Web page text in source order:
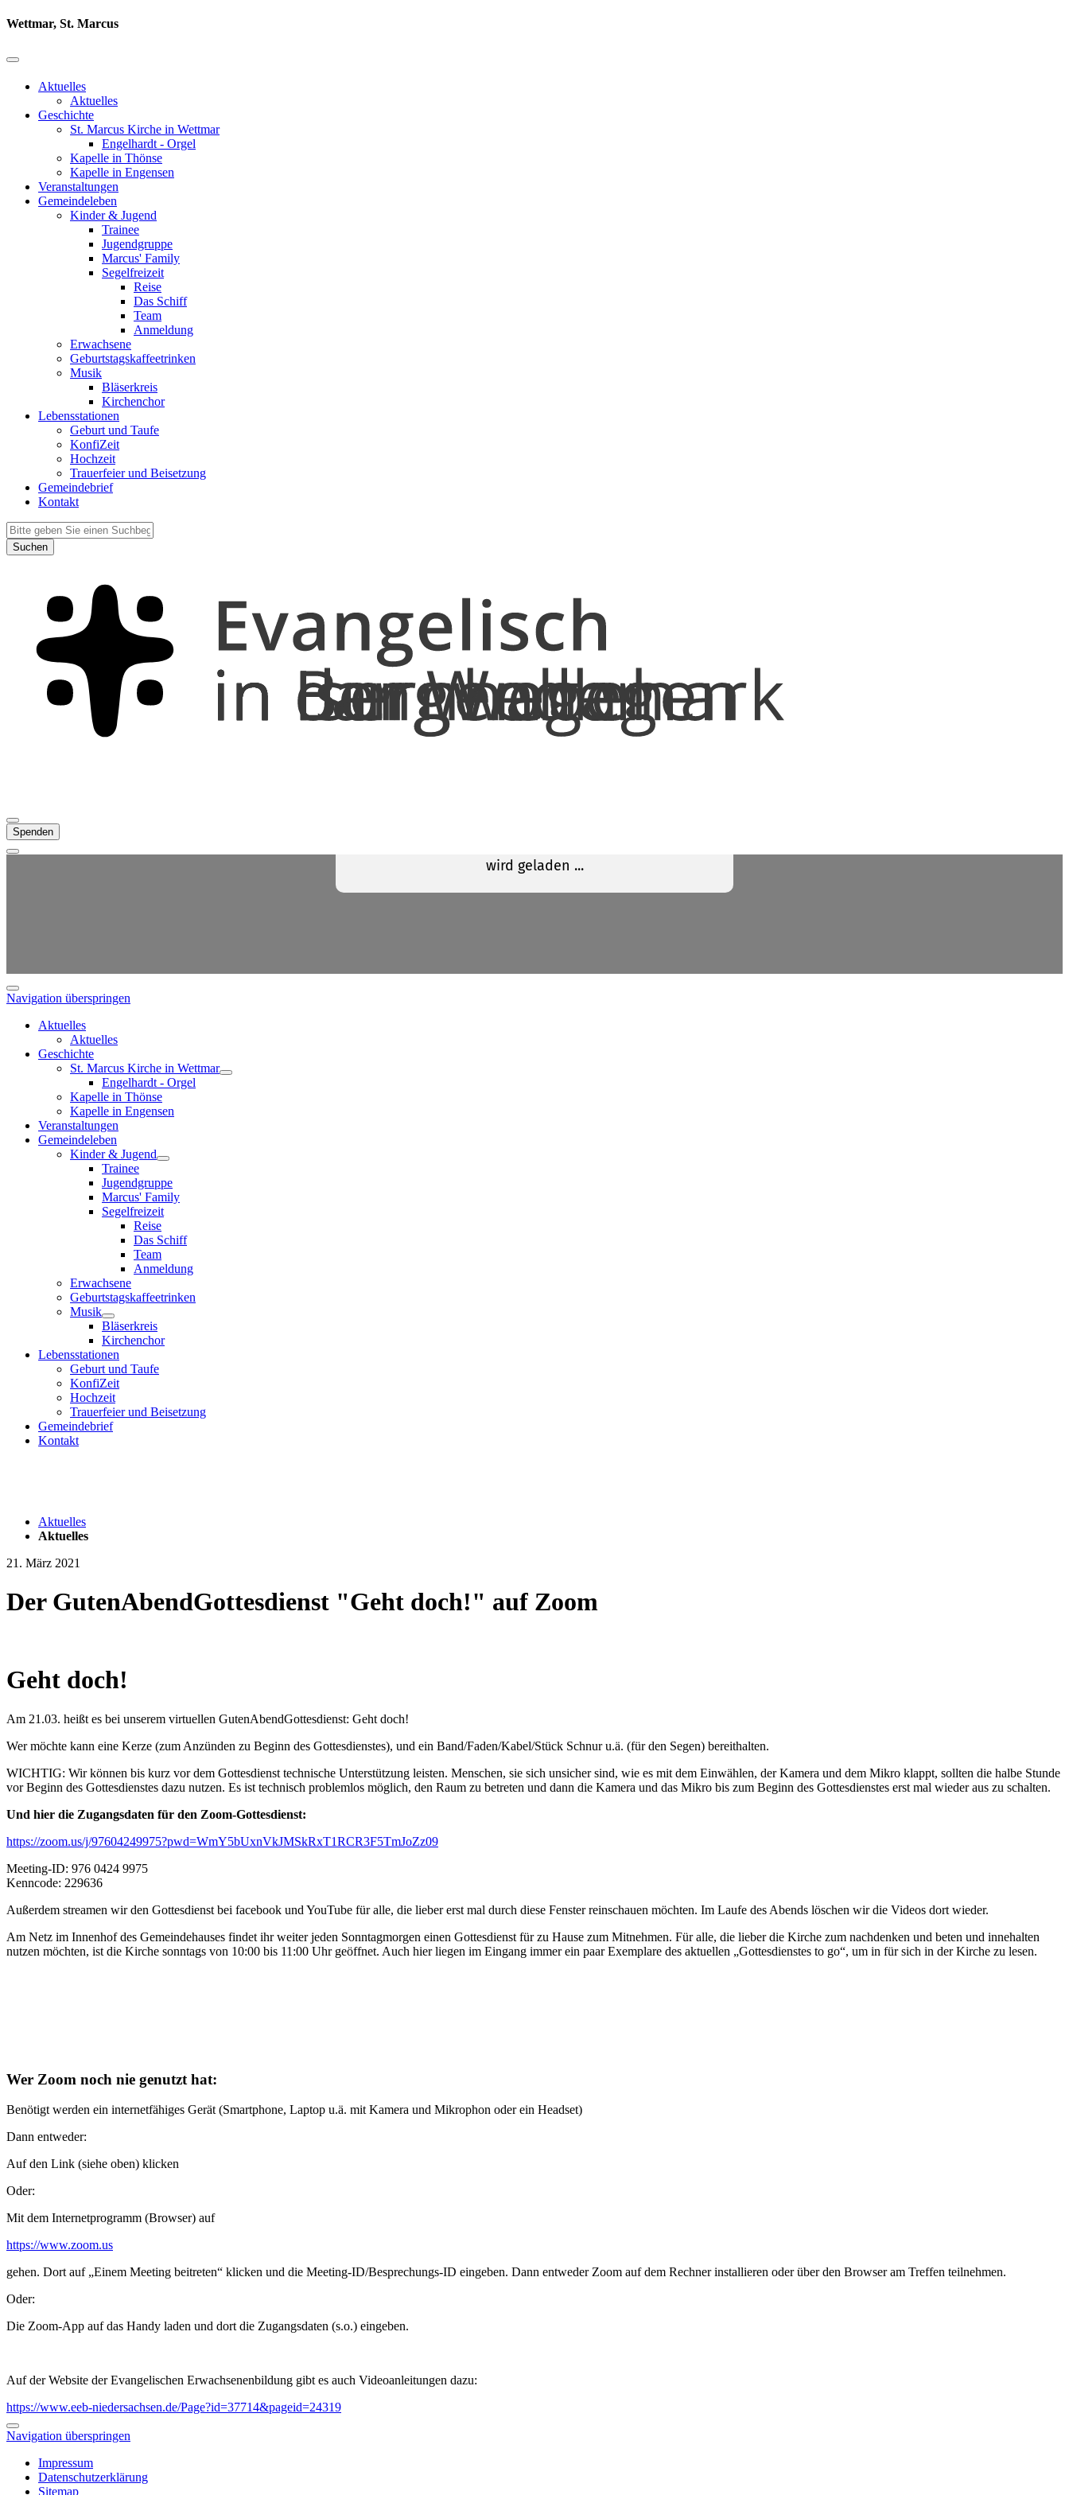
Wettmar, St. Marcus
Aktuelles
Aktuelles
Geschichte
St. Marcus Kirche in Wettmar
Engelhardt - Orgel
Kapelle in Thönse
Kapelle in Engensen
Veranstaltungen
Gemeindeleben
Kinder & Jugend
Trainee
Jugendgruppe
Marcus' Family
Segelfreizeit
Reise
Das Schiff
Team
Anmeldung
Erwachsene
Geburtstagskaffeetrinken
Musik
Bläserkreis
Kirchenchor
Lebensstationen
Geburt und Taufe
KonfiZeit
Hochzeit
Trauerfeier und Beisetzung
Gemeindebrief
Kontakt
Suchen
Spenden
Navigation überspringen
Aktuelles
Aktuelles
Geschichte
St. Marcus Kirche in Wettmar
Engelhardt - Orgel
Kapelle in Thönse
Kapelle in Engensen
Veranstaltungen
Gemeindeleben
Kinder & Jugend
Trainee
Jugendgruppe
Marcus' Family
Segelfreizeit
Reise
Das Schiff
Team
Anmeldung
Erwachsene
Geburtstagskaffeetrinken
Musik
Bläserkreis
Kirchenchor
Lebensstationen
Geburt und Taufe
KonfiZeit
Hochzeit
Trauerfeier und Beisetzung
Gemeindebrief
Kontakt
Aktuelles
Aktuelles
21. März 2021
Der GutenAbendGottesdienst "Geht doch!" auf Zoom
Geht doch!
Am 21.03. heißt es bei unserem virtuellen GutenAbendGottesdienst: Geht doch!
Wer möchte kann eine Kerze (zum Anzünden zu Beginn des Gottesdienstes), und ein Band/Faden/Kabel/Stück Schnur u.ä. (für den Segen) bereithalten.
WICHTIG: Wir können bis kurz vor dem Gottesdienst technische Unterstützung leisten. Menschen, sie sich unsicher sind, wie es mit dem Einwählen, der Kamera und dem Mikro klappt, sollten die halbe Stunde
vor Beginn des Gottesdienstes dazu nutzen. Es ist technisch problemlos möglich, den Raum zu betreten und dann die Kamera und das Mikro bis zum Beginn des Gottesdienstes erst mal wieder aus zu schalten.
Und hier die Zugangsdaten für den Zoom-Gottesdienst:
https://zoom.us/j/97604249975?pwd=WmY5bUxnVkJMSkRxT1RCR3F5TmJoZz09
Meeting-ID: 976 0424 9975
Kenncode: 229636
Außerdem streamen wir den Gottesdienst bei facebook und YouTube für alle, die lieber erst mal durch diese Fenster reinschauen möchten. Im Laufe des Abends löschen wir die Videos dort wieder.
Am Netz im Innenhof des Gemeindehauses findet ihr weiter jeden Sonntagmorgen einen Gottesdienst für zu Hause zum Mitnehmen. Für alle, die lieber die Kirche zum nachdenken und beten und innehalten
nutzen möchten, ist die Kirche sonntags von 10:00 bis 11:00 Uhr geöffnet. Auch hier liegen im Eingang immer ein paar Exemplare des aktuellen „Gottesdienstes to go“, um in für sich in der Kirche zu lesen.
Wer Zoom noch nie genutzt hat:
Benötigt werden ein internetfähiges Gerät (Smartphone, Laptop u.ä. mit Kamera und Mikrophon oder ein Headset)
Dann entweder:
Auf den Link (siehe oben) klicken
Oder:
Mit dem Internetprogramm (Browser) auf
https://www.zoom.us
gehen. Dort auf „Einem Meeting beitreten“ klicken und die Meeting-ID/Besprechungs-ID eingeben. Dann entweder Zoom auf dem Rechner installieren oder über den Browser am Treffen teilnehmen.
Oder:
Die Zoom-App auf das Handy laden und dort die Zugangsdaten (s.o.) eingeben.
Auf der Website der Evangelischen Erwachsenenbildung gibt es auch Videoanleitungen dazu:
https://www.eeb-niedersachsen.de/Page?id=37714&pageid=24319
Navigation überspringen
Impressum
Datenschutzerklärung
Sitemap